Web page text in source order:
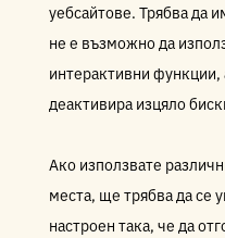
уебсайтове. Трябва да
не е възможно да
интерактивни функции,
деактивира изцяло
Ако използвате
места, ще трябва да се
настроен така, че да